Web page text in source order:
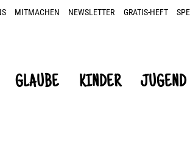
MITMACHEN NEWSLETTER GRATIS-HEFT
GLAUBE KINDER JUGEND